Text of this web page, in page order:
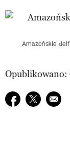
Amazońskie
Opublikowano:
Udostępnij na
Udostępnij
E-